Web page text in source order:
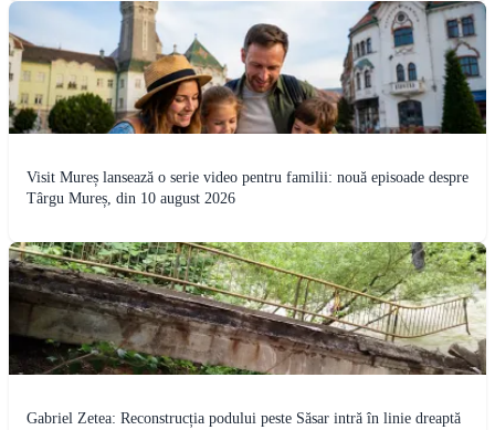
Visit Mureș lansează o serie video pentru familii: nouă episoade despre
Târgu Mureș, din 10 august 2026
Gabriel Zetea: Reconstrucția podului peste Săsar intră în linie dreaptă